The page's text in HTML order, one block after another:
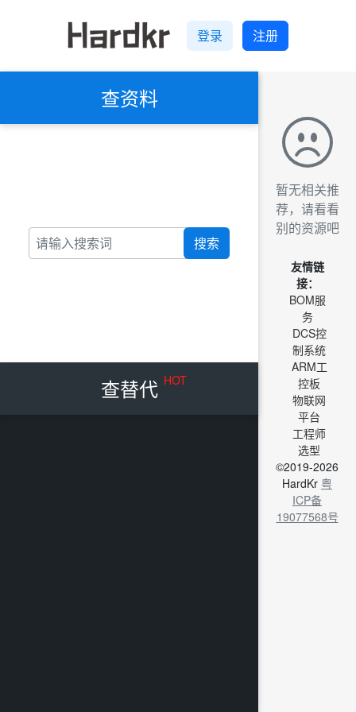
登录 注册
查资料
搜索
查替代 HOT
暂无相关推
荐，请看看
别的资源吧
友情链
接：
BOM服
务
DCS控
制系统
ARM工
控板
物联网
平台
工程师
选型
©2019-2026
HardKr 粤
ICP备
19077568号